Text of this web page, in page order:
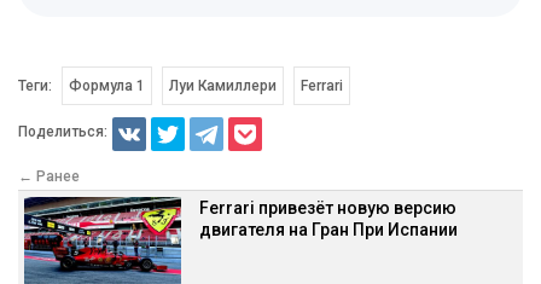
Теги: Формула 1 Луи Камиллери Ferrari
Поделиться:
← Ранее
Ferrari привезёт новую версию
двигателя на Гран При Испании